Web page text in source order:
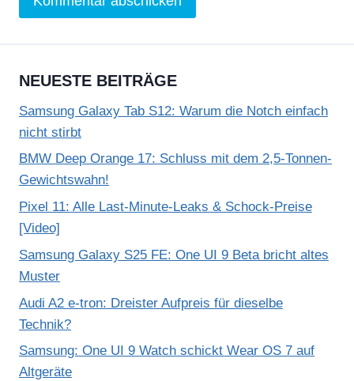
NEUESTE BEITRÄGE
Samsung Galaxy Tab S12: Warum die Notch einfach
nicht stirbt
BMW Deep Orange 17: Schluss mit dem 2,5-Tonnen-
Gewichtswahn!
Pixel 11: Alle Last-Minute-Leaks & Schock-Preise
[Video]
Samsung Galaxy S25 FE: One UI 9 Beta bricht altes
Muster
Audi A2 e-tron: Dreister Aufpreis für dieselbe
Technik?
Samsung: One UI 9 Watch schickt Wear OS 7 auf
Altgeräte